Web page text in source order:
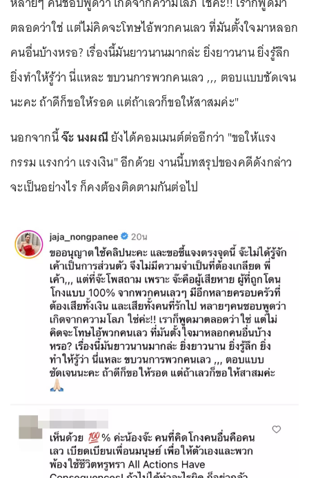
ตลอดว่าใช่ แต่ไม่คิดจะโทษไอ้พวกคนเลว ที่มันตั้งใจมาหลอก
คนอื่นบ้างหรอ? เรื่องนี้มันยาวนานมากล่ะ ยิ่งยาวนาน ยิ่งรู้ลึก
ยิ่งทำให้รู้ว่า นี่แหละ ขบวนการพวกคนเลว ,,, ตอบแบบชัดเจน
นะคะ ถ้าดีก็ขอให้รอด แต่ถ้าเลวก็ขอให้สาสมค่ะ"
นอกจากนี้จ๊ะ นงผณียังได้คอมเมนต์ต่ออีกว่า "ขอให้แรง
กรรม แรงกว่า แรงเงิน" อีกด้วย งานนี้บทสรุปของคดีดังกล่าว
จะเป็นอย่างไร ก็คงต้องติดตามกันต่อไป